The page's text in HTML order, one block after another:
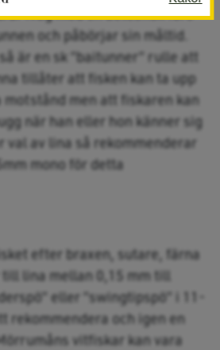
iväg med en betesfisk före
och påbörjar sin måltid.
är en sk ”baitunner” rulle att
tillåter att fisken kan ta upp
men att fiskaren kan
när han eller hon känner sig
val av lina så rekommenderar
mono för detta
efter braxen, sutare, färna
till lina mellan 0,15 mm till
eller ”swingtipspö” i 11-
rekommendera och igen en
vitfiskar kan vara